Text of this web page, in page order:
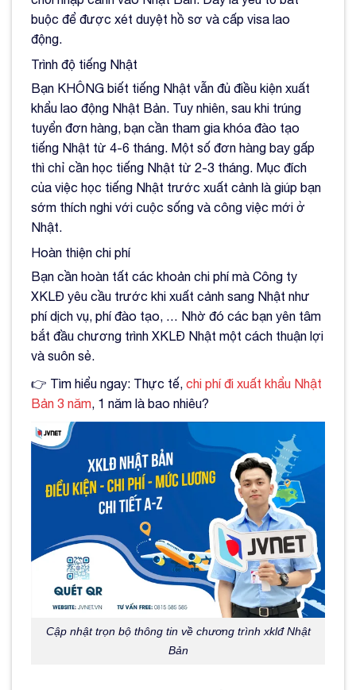
buộc để được xét duyệt hồ sơ và cấp visa lao
động.
Trình độ tiếng Nhật
Bạn KHÔNG biết tiếng Nhật vẫn đủ điều kiện xuất
khẩu lao động Nhật Bản. Tuy nhiên, sau khi trúng
tuyển đơn hàng, bạn cần tham gia khóa đào tạo
tiếng Nhật từ 4-6 tháng. Một số đơn hàng bay gấp
thì chỉ cần học tiếng Nhật từ 2-3 tháng. Mục đích
của việc học tiếng Nhật trước xuất cảnh là giúp bạn
sớm thích nghi với cuộc sống và công việc mới ở
Nhật.
Hoàn thiện chi phí
Bạn cần hoàn tất các khoản chi phí mà Công ty
XKLĐ yêu cầu trước khi xuất cảnh sang Nhật như
phí dịch vụ, phí đào tạo, … Nhờ đó các bạn yên tâm
bắt đầu chương trình XKLĐ Nhật một cách thuận lợi
và suôn sẻ.
👉 Tìm hiểu ngay: Thực tế, chi phí đi xuất khẩu Nhật
Bản 3 năm, 1 năm là bao nhiêu?
Cập nhật trọn bộ thông tin về chương trình xklđ Nhật
Bản